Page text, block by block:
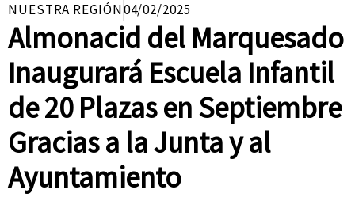
NUESTRA REGIÓN04/02/2025
Almonacid del Marquesado
Inaugurará Escuela Infantil
de 20 Plazas en Septiembre
Gracias a la Junta y al
Ayuntamiento